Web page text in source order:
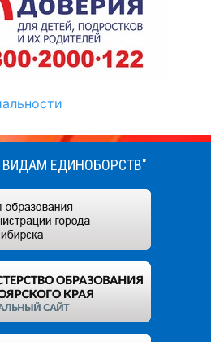
ЕДИНОБОРСТВ"